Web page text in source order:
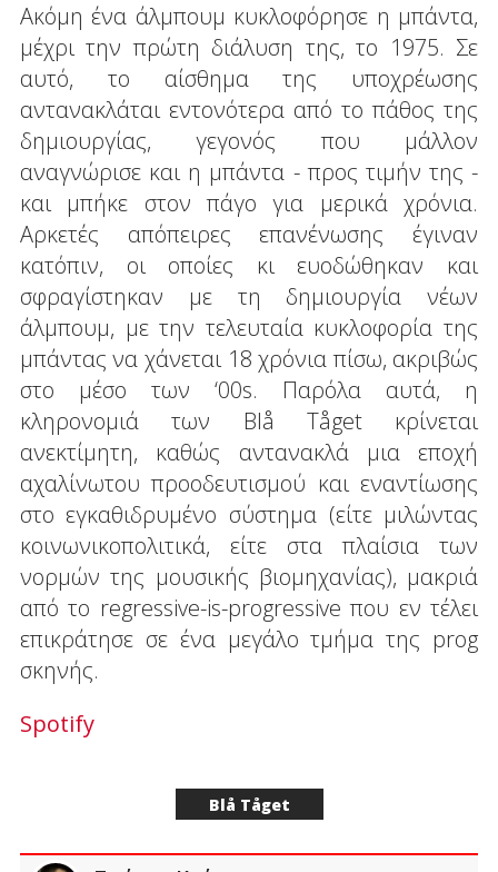
Ακόμη ένα άλμπουμ κυκλοφόρησε η μπάντα,
μέχρι την πρώτη διάλυση της, το 1975. Σε
αυτό, το αίσθημα της υποχρέωσης
αντανακλάται εντονότερα από το πάθος της
δημιουργίας, γεγονός που μάλλον
αναγνώρισε και η μπάντα - προς τιμήν της -
και μπήκε στον πάγο για μερικά χρόνια.
Αρκετές απόπειρες επανένωσης έγιναν
κατόπιν, οι οποίες κι ευοδώθηκαν και
σφραγίστηκαν με τη δημιουργία νέων
άλμπουμ, με την τελευταία κυκλοφορία της
μπάντας να χάνεται 18 χρόνια πίσω, ακριβώς
στο μέσο των ‘00s. Παρόλα αυτά, η
κληρονομιά των Blå Tåget κρίνεται
ανεκτίμητη, καθώς αντανακλά μια εποχή
αχαλίνωτου προοδευτισμού και εναντίωσης
στο εγκαθιδρυμένο σύστημα (είτε μιλώντας
κοινωνικοπολιτικά, είτε στα πλαίσια των
νορμών της μουσικής βιομηχανίας), μακριά
από το regressive-is-progressive που εν τέλει
επικράτησε σε ένα μεγάλο τμήμα της prog
σκηνής.
Spotify
Blå Tåget